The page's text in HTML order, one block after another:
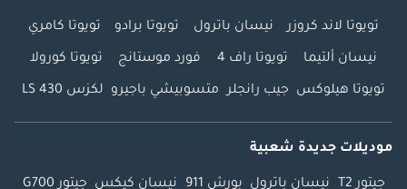
تويوتا لاند كروزر نيسان باترول تويوتا برادو تويوتا كامري
نيسان ألتيما تويوتا راف 4 فورد موستانج تويوتا كورولا
تويوتا هيلوكس جيب رانجلر متسوبيشي باجيرو لكزس LS 430
موديلات جديدة شعبية
جيتور T2 نيسان باترول بورش 911 نيسان كيكس جيتور G700